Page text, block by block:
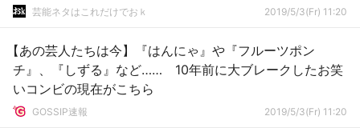
芸能ネタはこれだけでおｋ 2019/5/3(Fr) 11:20
【あの芸人たちは今】『はんにゃ』や『フルーツポン
チ』、『しずる』など…… 10年前に大ブレークしたお笑
いコンビの現在がこちら
GOSSIP速報 2019/5/3(Fr) 11:20